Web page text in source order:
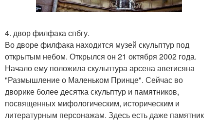
4. двор филфака спбгу.
Во дворе филфака находится музей скульптур под
открытым небом. Открылся он 21 октября 2002 года.
Начало ему положила скульптура арсена аветисяна
"Размышление о Маленьком Принце". Сейчас во
дворике более десятка скульптур и памятников,
посвященных мифологическим, историческим и
литературным персонажам. Здесь есть даже памятник